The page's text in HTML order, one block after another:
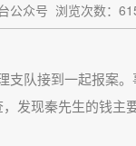
公众号 浏览次数：
支队接到一起报案
发现秦先生的钱主